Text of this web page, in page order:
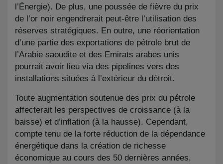
l’Énergie). De plus, une poussée de fièvre du prix
de l’or noir engendrerait peut-être l’utilisation des
réserves stratégiques. En outre, une réorientation
d’une partie des exportations de pétrole brut de
l’Arabie saoudite et des Emirats arabes unis
pourrait avoir lieu via des pipelines vers des
installations situées à l’extérieur du détroit.
Toute augmentation soutenue des prix du pétrole
affecterait les perspectives de croissance (à la
baisse) et d’inflation (à la hausse). Cependant,
compte tenu de la forte réduction de la dépendance
énergétique dans la création de richesse
économique au cours des 50 dernières années,